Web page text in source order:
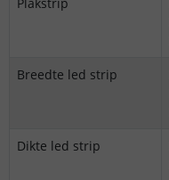
Breedte led strip
Dikte led strip